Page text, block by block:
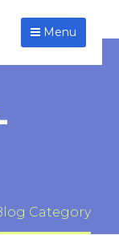
Menu
Category